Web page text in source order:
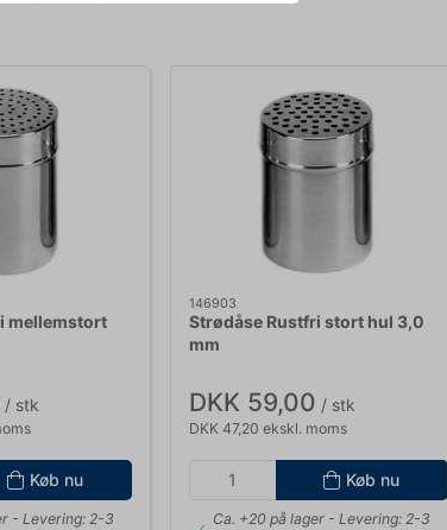
mellemstort
/ stk
Køb nu
- Levering: 2-3
146903
Strødåse Rustfri stort hul 3,0
mm
DKK 59,00 / stk
DKK 47,20 ekskl. moms
Køb nu
Ca. +20 på lager- Levering: 2-3